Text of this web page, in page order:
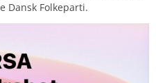
Dansk Folkeparti.